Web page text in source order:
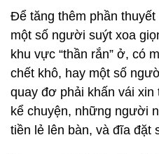
Để tăng thêm phần
một số người suýt xoa
khu vực “thần rắn” ở, có
chết khô, hay một số
quay đơ phải khấn vái
kể chuyện, những người
tiền lẻ lên bàn, và đĩa đặt